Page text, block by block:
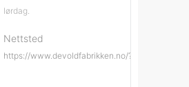
lørdag.
Nettsted
https://www.devoldfabrikken.no/